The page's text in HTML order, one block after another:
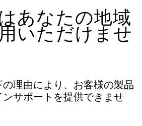
あなたの地域
いただけませ
理由により、お客様の製品
サポートを提供できませ